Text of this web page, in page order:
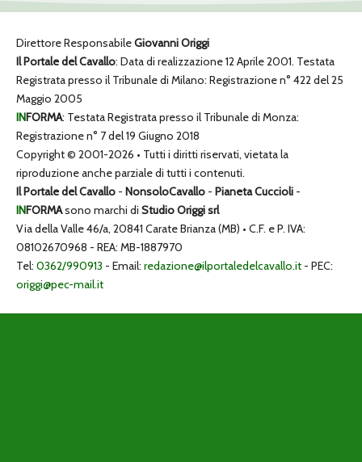
Direttore ResponsabileGiovanni Origgi
Il Portale del Cavallo: Data di realizzazione 12 Aprile 2001. Testata
Registrata presso il Tribunale di Milano: Registrazione n° 422 del 25
Maggio 2005
INFORMA: Testata Registrata presso il Tribunale di Monza:
Registrazione n° 7 del 19 Giugno 2018
Copyright © 2001-2026 • Tutti i diritti riservati, vietata la
riproduzione anche parziale di tutti i contenuti.
Il Portale del Cavallo - NonsoloCavallo - Pianeta Cuccioli -
INFORMAsono marchi di Studio Origgi srl
Via della Valle 46/a, 20841 Carate Brianza (MB) • C.F. e P. IVA:
08102670968 - REA: MB-1887970
Tel: 0362/990913 - Email: redazione@ilportaledelcavallo.it - PEC:
origgi@pec-mail.it